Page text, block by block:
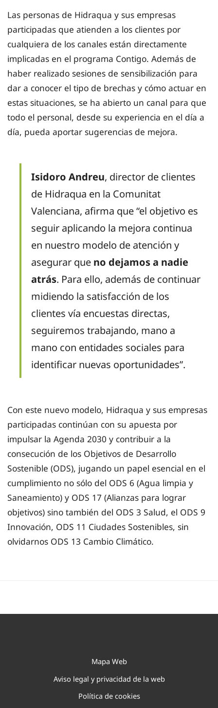
Las personas de Hidraqua y sus empresas
participadas que atienden a los clientes por
cualquiera de los canales están directamente
implicadas en el programa Contigo. Además de
haber realizado sesiones de sensibilización para
dar a conocer el tipo de brechas y cómo actuar en
estas situaciones, se ha abierto un canal para que
todo el personal, desde su experiencia en el día a
día, pueda aportar sugerencias de mejora.
Isidoro Andreu, director de clientes
de Hidraqua en la Comunitat
Valenciana, afirma que “el objetivo es
seguir aplicando la mejora continua
en nuestro modelo de atención y
asegurar que no dejamos a nadie
atrás. Para ello, además de continuar
midiendo la satisfacción de los
clientes vía encuestas directas,
seguiremos trabajando, mano a
mano con entidades sociales para
identificar nuevas oportunidades”.
Con este nuevo modelo, Hidraqua y sus empresas
participadas continúan con su apuesta por
impulsar la Agenda 2030 y contribuir a la
consecución de los Objetivos de Desarrollo
Sostenible (ODS), jugando un papel esencial en el
cumplimiento no sólo del ODS 6 (Agua limpia y
Saneamiento) y ODS 17 (Alianzas para lograr
objetivos) sino también del ODS 3 Salud, el ODS 9
Innovación, ODS 11 Ciudades Sostenibles, sin
olvidarnos ODS 13 Cambio Climático.
Mapa Web
Aviso legal y privacidad de la web
Política de cookies